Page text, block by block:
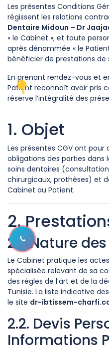
Les présentes Conditions
régissent les relations
Dentaire Midoun – Dr
« le Cabinet », et toute
après dénommée « le
bénéficier de prestations de
En prenant rendez-vous et
Patient reconnaît avoir pris
réserve l’intégralité des
1. Objet
Les présentes CGV ont
obligations des parties
soins dentaires
chirurgicaux, prothèses) et
Cabinet au Patient.
2.
2.1. Nature
Le Cabinet pratique les
spécialisée relevant de sa
des règles de l’art et de la
Tunisie. La liste indicative
le site dr-ibtissem-
2.2. Devis
Informations